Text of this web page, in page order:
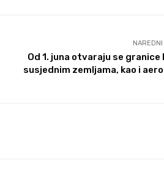
Od 1. juna otvaraju se granice
susjednim zemljama, kao i